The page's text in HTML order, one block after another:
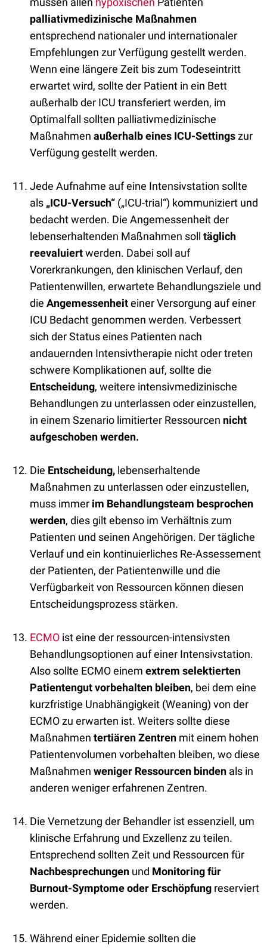
palliativmedizinische Maßnahmen
entsprechend nationaler und internationaler
Empfehlungen zur Verfügung gestellt werden.
Wenn eine längere Zeit bis zum Todeseintritt
erwartet wird, sollte der Patient in ein Bett
außerhalb der ICU transferiert werden, im
Optimalfall sollten palliativmedizinische
Maßnahmen außerhalb eines ICU-Settingszur
Verfügung gestellt werden.
Jede Aufnahme auf eine Intensivstation sollte
als „ICU-Versuch“ („ICU-trial“) kommuniziert und
bedacht werden. Die Angemessenheit der
lebenserhaltenden Maßnahmen soll täglich
reevaluiertwerden. Dabei soll auf
Vorerkrankungen, den klinischen Verlauf, den
Patientenwillen, erwartete Behandlungsziele und
die Angemessenheiteiner Versorgung auf einer
ICU Bedacht genommen werden. Verbessert
sich der Status eines Patienten nach
andauernden Intensivtherapie nicht oder treten
schwere Komplikationen auf, sollte die
Entscheidung, weitere intensivmedizinische
Behandlungen zu unterlassen oder einzustellen,
in einem Szenario limitierter Ressourcen nicht
aufgeschoben werden.
Die Entscheidung, lebenserhaltende
Maßnahmen zu unterlassen oder einzustellen,
muss immer im Behandlungsteam besprochen
werden, dies gilt ebenso im Verhältnis zum
Patienten und seinen Angehörigen. Der tägliche
Verlauf und ein kontinuierliches Re-Assessement
der Patienten, der Patientenwille und die
Verfügbarkeit von Ressourcen können diesen
Entscheidungsprozess stärken.
ECMO ist eine der ressourcen-intensivsten
Behandlungsoptionen auf einer Intensivstation.
Also sollte ECMO einem extrem selektierten
Patientengut vorbehalten bleiben, bei dem eine
kurzfristige Unabhängigkeit (Weaning) von der
ECMO zu erwarten ist. Weiters sollte diese
Maßnahmen tertiären Zentren mit einem hohen
Patientenvolumen vorbehalten bleiben, wo diese
Maßnahmen weniger Ressourcen binden als in
anderen weniger erfahrenen Zentren.
Die Vernetzung der Behandler ist essenziell, um
klinische Erfahrung und Exzellenz zu teilen.
Entsprechend sollten Zeit und Ressourcen für
Nachbesprechungen und Monitoring für
Burnout-Symptome oder Erschöpfung reserviert
werden.
Während einer Epidemie sollten die